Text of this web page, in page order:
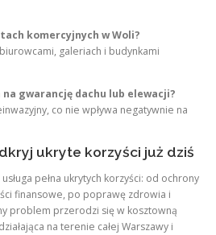
komercyjnych w Woli?
galeriach i budynkami
na gwarancję dachu lub elewacji?
co nie wpływa negatywnie na
ukryte korzyści już dziś
pełna ukrytych korzyści: od ochrony
finansowe, po poprawę zdrowia i
problem przerodzi się w kosztowną
na terenie całej Warszawy i